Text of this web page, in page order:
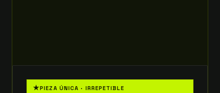
★PIEZA ÚNICA · IRREPETIBLE